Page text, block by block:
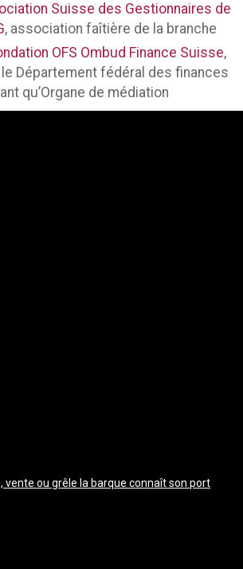
Suisse des Gestionnaires de
, association faîtière de la branche
OFS Ombud Finance Suisse,
Département fédéral des finances
qu’Organe de médiation
vente ou grêle la barque connaît son port